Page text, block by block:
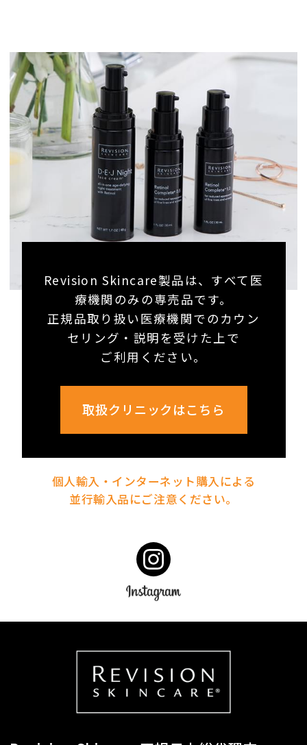
Revision Skincare製品は、すべて医
療機関のみの専売品です。
正規品取り扱い医療機関でのカウン
セリング・説明を受けた上で
ご利用ください。
取扱クリニックはこちら
個人輸入・インターネット購入による
並行輸入品にご注意ください。